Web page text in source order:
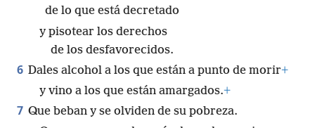
de lo que está decretado
y pisotear los derechos
de los desfavorecidos.
6 Dales alcohol a los que están a punto de morir+
y vino a los que están amargados.+
7 Que beban y se olviden de su pobreza.